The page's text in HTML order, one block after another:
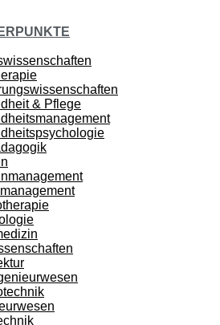
& Pflege